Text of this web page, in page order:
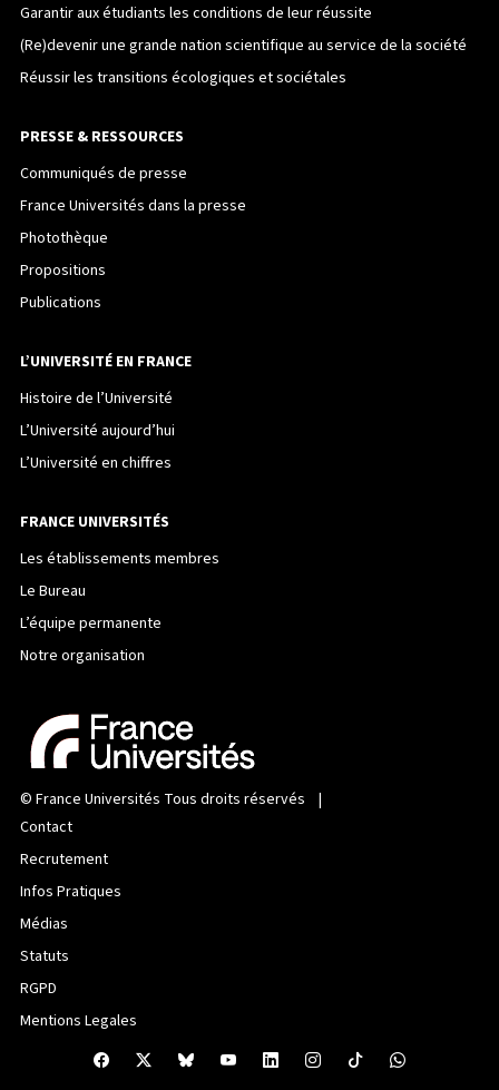
Garantir aux étudiants les conditions de leur réussite
(Re)devenir une grande nation scientifique au service de la société
Réussir les transitions écologiques et sociétales
PRESSE & RESSOURCES
Communiqués de presse
France Universités dans la presse
Photothèque
Propositions
Publications
L’UNIVERSITÉ EN FRANCE
Histoire de l’Université
L’Université aujourd’hui
L’Université en chiffres
FRANCE UNIVERSITÉS
Les établissements membres
Le Bureau
L’équipe permanente
Notre organisation
© France Universités Tous droits réservés |
Contact
Recrutement
Infos Pratiques
Médias
Statuts
RGPD
Mentions Legales